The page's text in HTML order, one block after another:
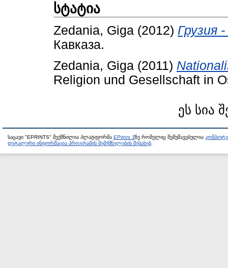
სტატია
Zedania, Giga (2012) Грузия
Кавказа.
Zedania, Giga (2011)
Religion und Gesellschaft in
ეს სია
საცავი "EPRINTS" შექმნილია პლატფორმა EPrints 3ზე რომელიც შემუშავებულია
დეტალური ინფორმაცია პროგრამის შემქმნელების შესახებ